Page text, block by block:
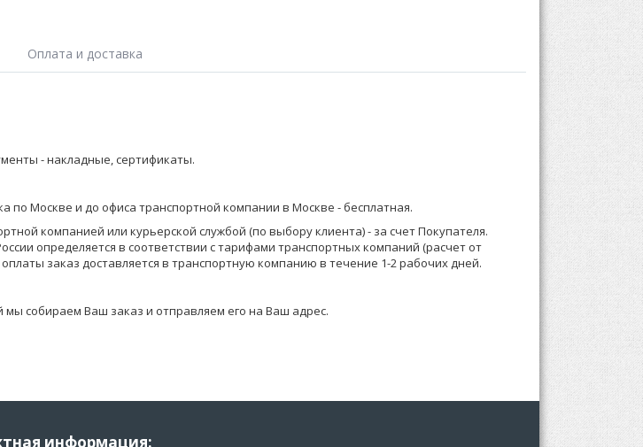
занятиях спортом. Изготовлено из специального волокнистого полотна,
Благодаря быстрому высыханию, а так же прочным плоским швам Вы будете
день.
упаковано в индивидуальную картонную упаковку с подвесом для удобства
Прайса любым удобным для Вас способом:
8-800-770-03-67 (бесплатно по России), 8(495) 921-13-67 (Москва) или 8 (916) 58-544-58;
с ценами на электронную почту.
(в формате Эксель) и отправляете его менеджеру или формируете заказ по телефону.
мы предоставляем Вам скидку в зависимости от суммы заказа, Выставляем счет
мы собираем Ваш заказ и отправляем его на Ваш адрес.
Оплата и доставка
- накладные, сертификаты.
по Москве и до офиса транспортной компании в Москве -бесплатная.
компанией или курьерской службой (по выбору клиента) - за счет Покупателя.
определяется в соответствии с тарифами транспортных компаний (расчет от
заказ доставляется в транспортную компанию в течение 1-2 рабочих дней.
информация: